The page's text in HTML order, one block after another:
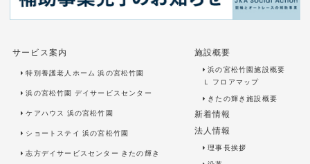
サービス案内
特別養護老人ホーム 浜の宮松竹園
浜の宮松竹園 デイサービスセンター
ケアハウス 浜の宮松竹園
ショートステイ 浜の宮松竹園
志方デイサービスセンター きたの輝き
施設概要
浜の宮松竹園施設概要
Ｌ フロアマップ
きたの輝き施設概要
新着情報
法人情報
理事長挨拶